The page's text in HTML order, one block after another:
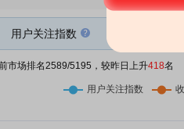
日快速上涨
快速反弹
07-01
06-30
06-30
用户关注指数
市场排名2589/5195，较昨日上升418名